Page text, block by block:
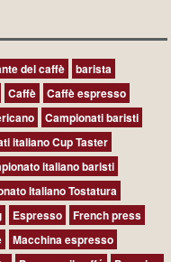
del caffè
barista
Caffè
Caffè espresso
Campionati baristi
italiano Cup Taster
italiano baristi
Italiano Tostatura
Espresso
French press
Macchina espresso